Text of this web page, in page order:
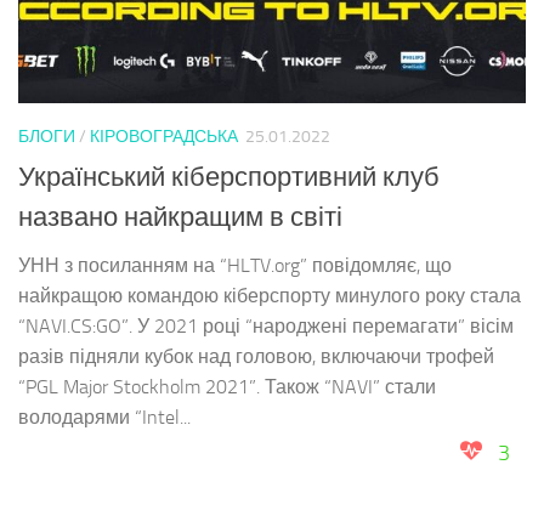
БЛОГИ / КІРОВОГРАДСЬКА 25.01.2022
Український кіберспортивний клуб
названо найкращим в світі
УНН з посиланням на “HLTV.org” повідомляє, що
найкращою командою кіберспорту минулого року стала
“NAVI.CS:GO”. У 2021 році “народжені перемагати” вісім
разів підняли кубок над головою, включаючи трофей
“PGL Major Stockholm 2021”. Також “NAVI” стали
володарями “Intel...
3